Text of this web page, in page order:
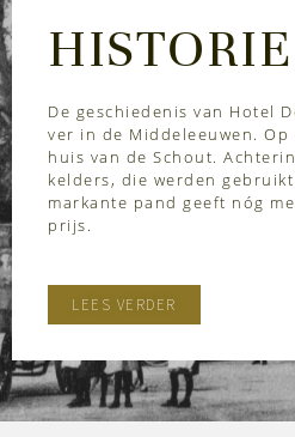
HISTORIE
De geschiedenis van Hotel
ver in de Middeleeuwen.
huis van de Schout.
kelders, die werden
markante pand geeft nóg
prijs.
LEES VERDER